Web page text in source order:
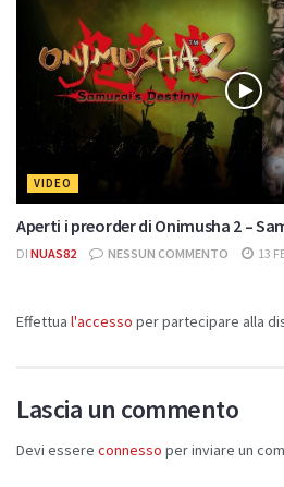
VIDEO
Aperti i preorder di Onimusha 2 –
DI NUAS82 NESSUN COMMENTO 13
Effettua l'accesso per partecipare alla
Lascia un commento
Devi essere connesso per inviare un